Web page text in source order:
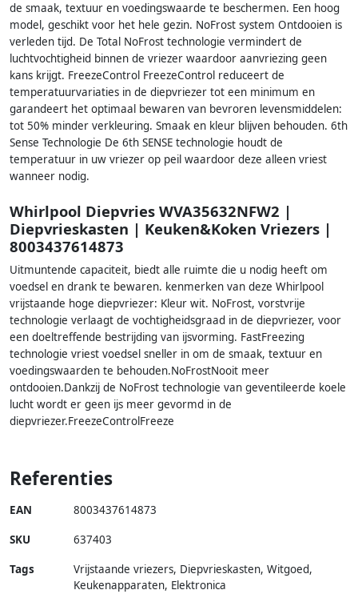
de smaak, textuur en voedingswaarde te beschermen. Een hoog
model, geschikt voor het hele gezin. NoFrost system Ontdooien is
verleden tijd. De Total NoFrost technologie vermindert de
luchtvochtigheid binnen de vriezer waardoor aanvriezing geen
kans krijgt. FreezeControl FreezeControl reduceert de
temperatuurvariaties in de diepvriezer tot een minimum en
garandeert het optimaal bewaren van bevroren levensmiddelen:
tot 50% minder verkleuring. Smaak en kleur blijven behouden. 6th
Sense Technologie De 6th SENSE technologie houdt de
temperatuur in uw vriezer op peil waardoor deze alleen vriest
wanneer nodig.
Whirlpool Diepvries WVA35632NFW2 |
Diepvrieskasten | Keuken&Koken Vriezers |
8003437614873
Uitmuntende capaciteit, biedt alle ruimte die u nodig heeft om
voedsel en drank te bewaren. kenmerken van deze Whirlpool
vrijstaande hoge diepvriezer: Kleur wit. NoFrost, vorstvrije
technologie verlaagt de vochtigheidsgraad in de diepvriezer, voor
een doeltreffende bestrijding van ijsvorming. FastFreezing
technologie vriest voedsel sneller in om de smaak, textuur en
voedingswaarden te behouden.NoFrostNooit meer
ontdooien.Dankzij de NoFrost technologie van geventileerde koele
lucht wordt er geen ijs meer gevormd in de
diepvriezer.FreezeControlFreeze
Referenties
EAN 8003437614873
SKU 637403
Tags
Vrijstaande vriezers, Diepvrieskasten, Witgoed,
Keukenapparaten, Elektronica